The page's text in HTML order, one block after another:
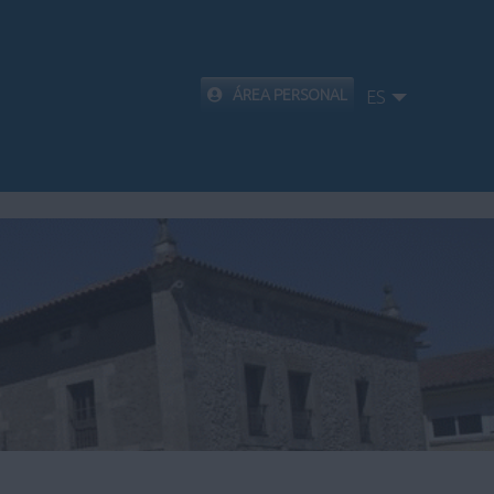
ÁREA PERSONAL ES